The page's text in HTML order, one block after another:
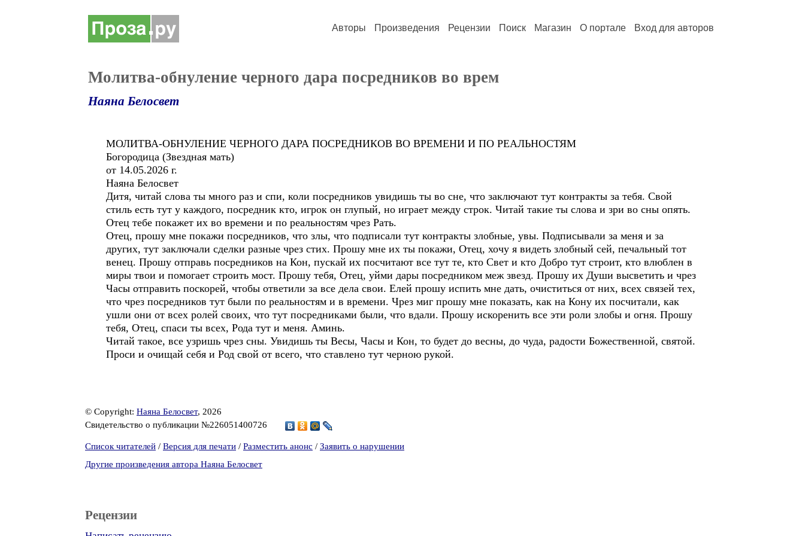
Авторы Произведения Рецензии Поиск Магазин О портале Вход для авторов
Молитва-обнуление черного дара посредников во врем
Наяна Белосвет
МОЛИТВА-ОБНУЛЕНИЕ ЧЕРНОГО ДАРА ПОСРЕДНИКОВ ВО ВРЕМЕНИ И ПО РЕАЛЬНОСТЯМ
Богородица (Звездная мать)
от 14.05.2026 г.
Наяна Белосвет
Дитя, читай слова ты много раз и спи, коли посредников увидишь ты во сне, что заключают тут контракты за тебя. Свой
стиль есть тут у каждого, посредник кто, игрок он глупый, но играет между строк. Читай такие ты слова и зри во сны опять.
Отец тебе покажет их во времени и по реальностям чрез Рать.
Отец, прошу мне покажи посредников, что злы, что подписали тут контракты злобные, увы. Подписывали за меня и за
других, тут заключали сделки разные чрез стих. Прошу мне их ты покажи, Отец, хочу я видеть злобный сей, печальный тот
венец. Прошу отправь посредников на Кон, пускай их посчитают все тут те, кто Свет и кто Добро тут строит, кто влюблен в
миры твои и помогает строить мост. Прошу тебя, Отец, уйми дары посредником меж звезд. Прошу их Души высветить и чрез
Часы отправить поскорей, чтобы ответили за все дела свои. Елей прошу испить мне дать, очиститься от них, всех связей тех,
что чрез посредников тут были по реальностям и в времени. Чрез миг прошу мне показать, как на Кону их посчитали, как
ушли они от всех ролей своих, что тут посредниками были, что вдали. Прошу искоренить все эти роли злобы и огня. Прошу
тебя, Отец, спаси ты всех, Рода тут и меня. Аминь.
Читай такое, все узришь чрез сны. Увидишь ты Весы, Часы и Кон, то будет до весны, до чуда, радости Божественной, святой.
Проси и очищай себя и Род свой от всего, что ставлено тут черною рукой.
© Copyright: Наяна Белосвет, 2026
Свидетельство о публикации №226051400726
Список читателей / Версия для печати / Разместить анонс / Заявить о нарушении
Другие произведения автора Наяна Белосвет
Рецензии